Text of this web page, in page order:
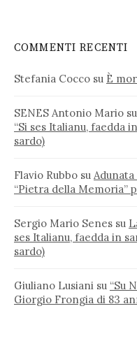
COMMENTI RECENTI
Stefania Cocco su È
SENES Antonio Mario su
“Si ses Italianu, faedda
sardo)
Flavio Rubbo su
“Pietra della Memoria”
Sergio Mario Senes su
ses Italianu, faedda in
sardo)
Giuliano Lusiani su “Su
Giorgio Frongia di 83